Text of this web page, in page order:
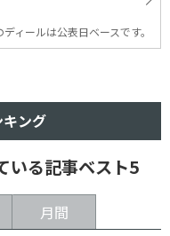
ィールは公表日ベースです。
ング
いる記事ベスト5
月間